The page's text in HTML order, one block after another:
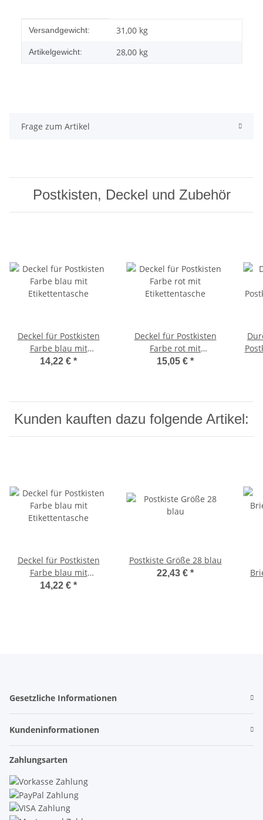
Produkteigenschaft
Wert
Versandgewicht: 31,00 kg
Artikelgewicht: 28,00 kg
Frage zum Artikel
Postkisten, Deckel und Zubehör
Deckel für Postkisten
Farbe blau mit
Etikettentasche
14,22 € *
Deckel für Postkisten
Farbe rot mit
Etikettentasche
15,05 € *
Kunden kauften dazu folgende Artikel:
Deckel für Postkisten
Farbe blau mit
Etikettentasche
14,22 € *
Postkiste Größe 28 blau
22,43 € *
Gesetzliche Informationen
Kundeninformationen
Zahlungsarten